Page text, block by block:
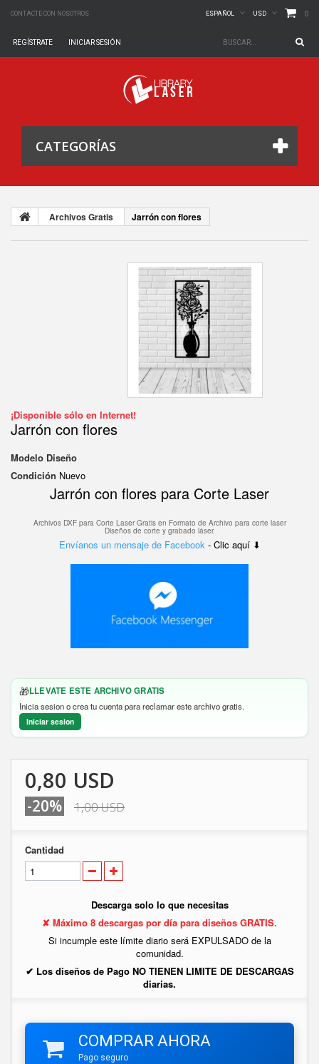
CONTACTE CON NOSOTROS 0
USD
ESPAÑOL
INICIAR SESIÓN
REGÍSTRATE
CATEGORÍAS
Archivos Gratis Jarrón con flores
¡Disponible sólo en Internet!
Jarrón con flores
Modelo Diseño
Condición Nuevo
Jarrón con flores para Corte Laser
Archivos DXF para Corte Laser Gratis en Formato de Archivo para corte laser
Diseños de corte y grabado láser.
Envíanos un mensaje de Facebook - Clic aquí ⬇
🎁LLEVATE ESTE ARCHIVO GRATIS
Inicia sesion o crea tu cuenta para reclamar este archivo gratis.
Iniciar sesion
0,80 USD
-20% 1,00 USD
Cantidad
Descarga solo lo que necesitas
✘ Máximo 8 descargas por día para diseños GRATIS.
Si incumple este límite diario será EXPULSADO de la
comunidad.
✔ Los diseños de Pago NO TIENEN LIMITE DE DESCARGAS
diarias.
COMPRAR AHORA
Pago seguro